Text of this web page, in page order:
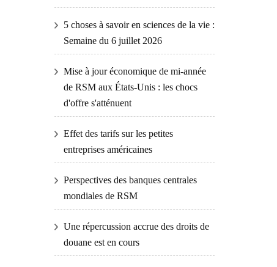
5 choses à savoir en sciences de la vie :
Semaine du 6 juillet 2026
Mise à jour économique de mi-année
de RSM aux États-Unis : les chocs
d'offre s'atténuent
Effet des tarifs sur les petites
entreprises américaines
Perspectives des banques centrales
mondiales de RSM
Une répercussion accrue des droits de
douane est en cours